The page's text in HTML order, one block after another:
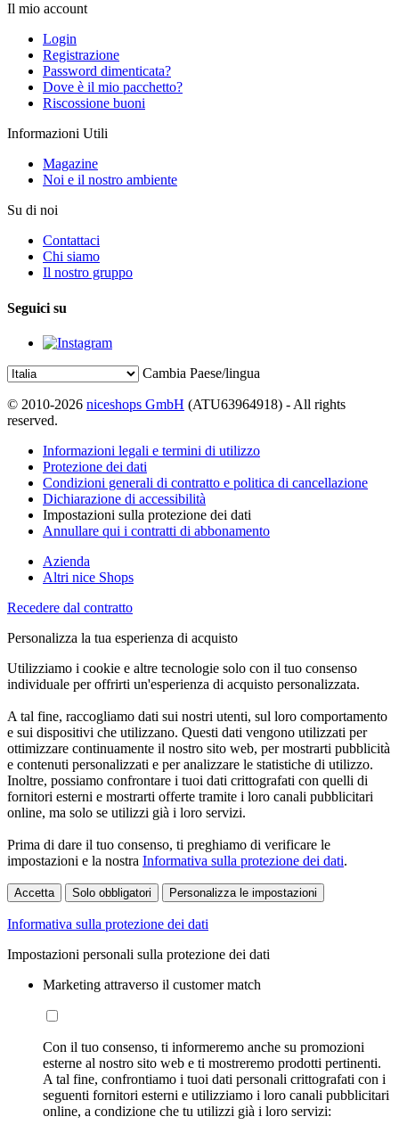
Il mio account
Login
Registrazione
Password dimenticata?
Dove è il mio pacchetto?
Riscossione buoni
Informazioni Utili
Magazine
Noi e il nostro ambiente
Su di noi
Contattaci
Chi siamo
Il nostro gruppo
Seguici su
Cambia Paese/lingua
© 2010-2026 niceshops GmbH (ATU63964918) - All rights
reserved.
Informazioni legali e termini di utilizzo
Protezione dei dati
Condizioni generali di contratto e politica di cancellazione
Dichiarazione di accessibilità
Impostazioni sulla protezione dei dati
Annullare qui i contratti di abbonamento
Azienda
Altri nice Shops
Recedere dal contratto
Personalizza la tua esperienza di acquisto
Utilizziamo i cookie e altre tecnologie solo con il tuo consenso
individuale per offrirti un'esperienza di acquisto personalizzata.
A tal fine, raccogliamo dati sui nostri utenti, sul loro comportamento
e sui dispositivi che utilizzano. Questi dati vengono utilizzati per
ottimizzare continuamente il nostro sito web, per mostrarti pubblicità
e contenuti personalizzati e per analizzare le statistiche di utilizzo.
Inoltre, possiamo confrontare i tuoi dati crittografati con quelli di
fornitori esterni e mostrarti offerte tramite i loro canali pubblicitari
online, ma solo se utilizzi già i loro servizi.
Prima di dare il tuo consenso, ti preghiamo di verificare le
impostazioni e la nostra Informativa sulla protezione dei dati.
Accetta Solo obbligatori Personalizza le impostazioni
Informativa sulla protezione dei dati
Impostazioni personali sulla protezione dei dati
Marketing attraverso il customer match
Con il tuo consenso, ti informeremo anche su promozioni
esterne al nostro sito web e ti mostreremo prodotti pertinenti.
A tal fine, confrontiamo i tuoi dati personali crittografati con i
seguenti fornitori esterni e utilizziamo i loro canali pubblicitari
online, a condizione che tu utilizzi già i loro servizi: